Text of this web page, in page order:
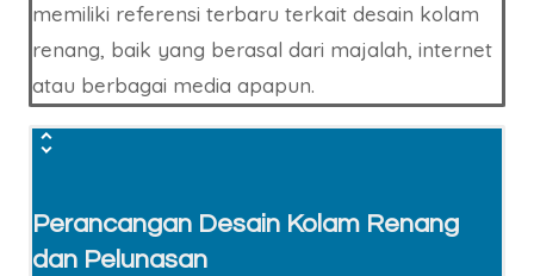
memiliki referensi terbaru terkait desain kolam
renang, baik yang berasal dari majalah, internet
atau berbagai media apapun.
Perancangan Desain Kolam Renang
dan Pelunasan